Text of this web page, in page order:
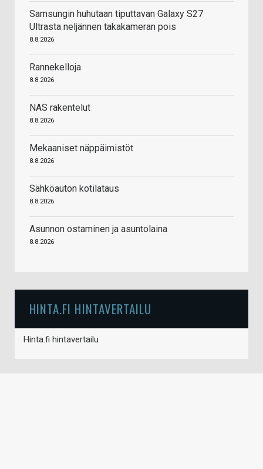
Samsungin huhutaan tiputtavan Galaxy S27
Ultrasta neljännen takakameran pois
8.8.2026
Rannekelloja
8.8.2026
NAS rakentelut
8.8.2026
Mekaaniset näppäimistöt
8.8.2026
Sähköauton kotilataus
8.8.2026
Asunnon ostaminen ja asuntolaina
8.8.2026
HINTA.FI HINTAVERTAILU
Hinta.fi hintavertailu